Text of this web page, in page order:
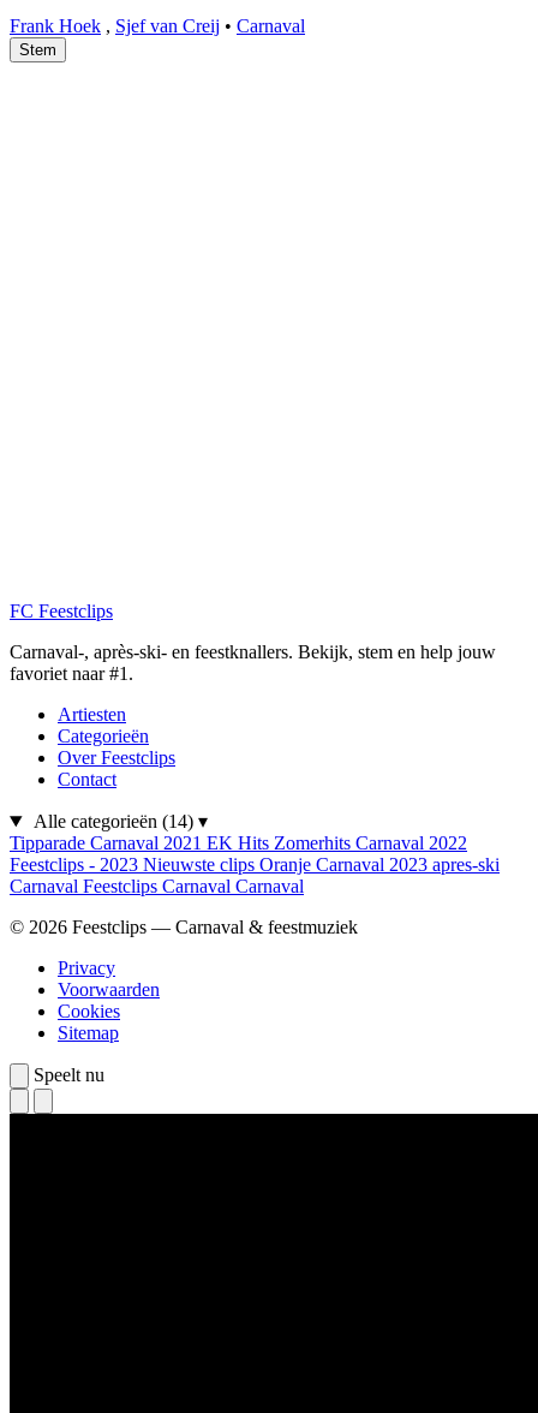
Frank Hoek , Sjef van Creij • Carnaval
Stem
FC Feestclips
Carnaval-, après-ski- en feestknallers. Bekijk, stem en help jouw
favoriet naar #1.
Artiesten
Categorieën
Over Feestclips
Contact
Alle categorieën (14) ▾
Tipparade Carnaval 2021 EK Hits Zomerhits Carnaval 2022
Feestclips - 2023 Nieuwste clips Oranje Carnaval 2023 apres-ski
Carnaval Feestclips Carnaval Carnaval
© 2026 Feestclips — Carnaval & feestmuziek
Privacy
Voorwaarden
Cookies
Sitemap
Speelt nu